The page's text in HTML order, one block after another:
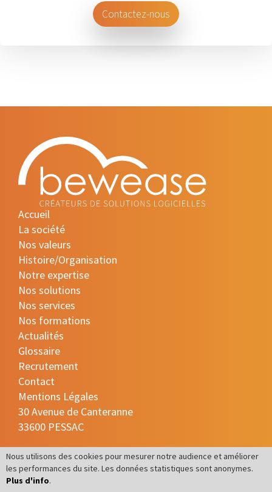
Contactez-nous
Accueil
La société
Nos valeurs
Histoire/Organisation
Notre expertise
Nos solutions
Nos services
Nos formations
Actualités
Glossaire
Recrutement
Contact
Mentions Légales
30 Avenue de Canteranne
33600 PESSAC
05 35 54 68 38
contact@bewease.fr
Nous utilisons des cookies pour mesurer notre audience et améliorer
les performances du site. Les données statistiques sont anonymes.
Plus d'info.